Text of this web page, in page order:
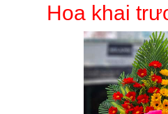
Hoa khai